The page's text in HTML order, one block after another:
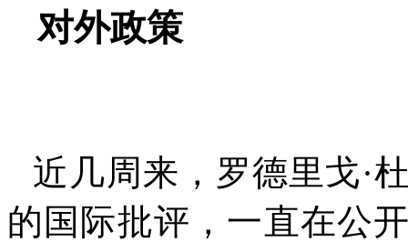
对外政策
近几周来，罗德里戈·
的国际批评，一直在公